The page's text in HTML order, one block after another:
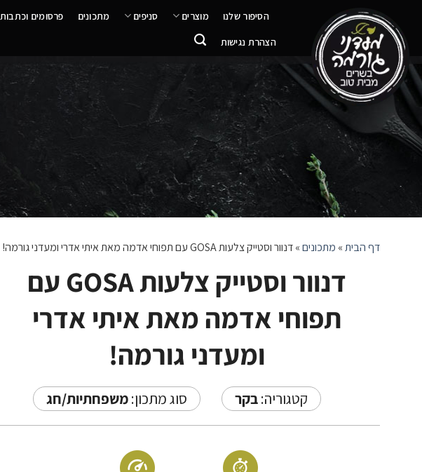
הסיפור שלנו מוצרים סניפים מתכונים פרסומים וכתבות
הצהרת נגישות
דף הבית» מתכונים»דנוור וסטייק צלעות GOSA עם תפוחי אדמה מאת איתי אדרי ומעדני גורמה!
דנוור וסטייק צלעות GOSA עם
תפוחי אדמה מאת איתי אדרי
ומעדני גורמה!
קטגוריה:בקר סוג מתכון:משפחתיות/חג